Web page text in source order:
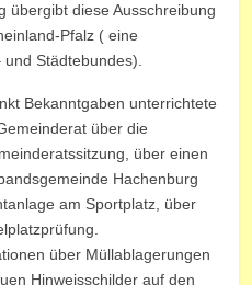
übergibt diese Ausschreibung
Pfalz ( eine
Städtebundes).
Bekanntgaben unterrichtete
über die
über einen
Hachenburg
am Sportplatz, über
über Müllablagerungen
Hinweisschilder auf den